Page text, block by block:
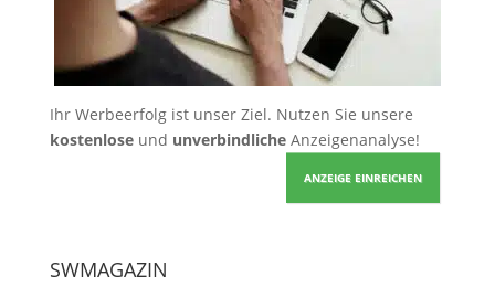
Ihr Werbeerfolg ist unser Ziel. Nutzen Sie unsere
kostenloseund unverbindlicheAnzeigenanalyse!
ANZEIGE EINREICHEN
SWMAGAZIN